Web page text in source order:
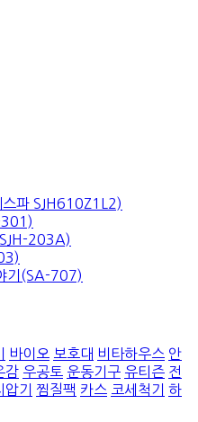
스파 SJH610Z1L2)
301)
203A)
기(SA-707)
바이오 보호대 비타하우스 안
감 우공토 운동기구 유티즌 전
압기 찜질팩 카스 코세척기
하